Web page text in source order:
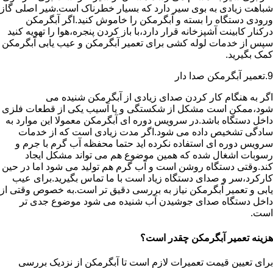
شباهت زیادی به بوی سیر دارد که بسیار خطرناک است.شیر اصلی گاز
ورودی دستگاه را بسته و آبگرمکن را خاموش کنید.اگر آبگرمکن
درکنار کابینت آشپزخانه قرار دارد،با باز کردن پنجره،هوا را تهویه کنید
سپس از خدمات لوله کشی برای تعمیر آبگرمکن و عیب یابی آبگرمکن
کمک بگیرید.
9.تعمیر آبگرمکن صدا دار
اگر به هنگام کار کردن صدای زیادی از آبگرمکن شنیده می
شود،ممکن است مشکل از شکستگی و یا آسیب یکی از قطعات فلزی
داخل دستگاه باشد.در سرویس دوره ای آبگرمکن معمولا این موارد به
سادگی تشخیص داده می شود.اگر مدت زیادی است که از خدمات
سرویس دوره ای استفاده نکرده اید حتما محفظه آب گرم با جرم و
رسوبات اشغال شده که همین موضوع هم می تواند مشکل ایجاد
کند.وقتی دستگاه روشن است و آب گرم هم تولید می شود اما در حین
کارکرد،سر و صدای دستگاه زیاد است با ما تماس بگیرید.برای عیب
یابی و تعمیر آبگرمکن نیاز به بررسی دقیق تر است.به خصوص وقتی از
داخل دستگاه صدای جوشیدن آب شنیده می شود موضوع جدی تر
است.
هزینه تعمیر آبگرمکن چقدر است؟
برای تعیین قیمت تعمیرات لازم است تا آبگرمکن از نزدیک بررسی